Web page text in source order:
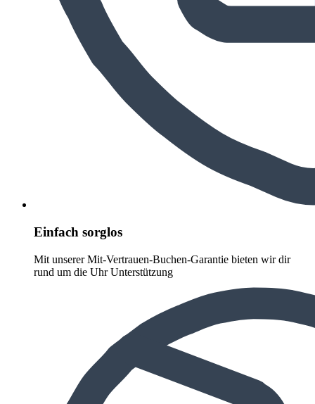
Einfach sorglos
Mit unserer Mit-Vertrauen-Buchen-Garantie bieten wir dir
rund um die Uhr Unterstützung